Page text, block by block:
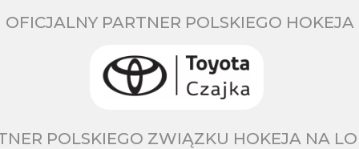
OFICJALNY PARTNER POLSKIEGO HOKEJA
POLSKIEGO ZWIĄZKU HOKEJA NA